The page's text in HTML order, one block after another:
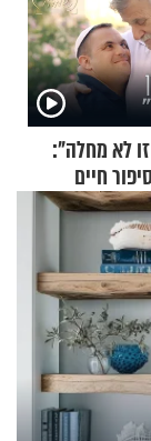
לא מחלה":
חיים